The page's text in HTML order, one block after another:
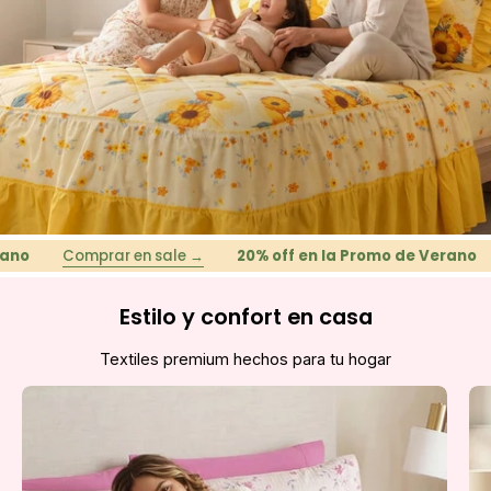
Comprar en sale → 20% off en la Promo de Verano
Estilo y confort en casa
Textiles premium hechos para tu hogar